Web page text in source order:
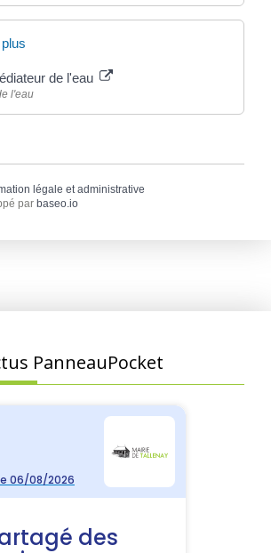
de l'eau
l'eau
légale et administrative
par baseo.io
PanneauPocket